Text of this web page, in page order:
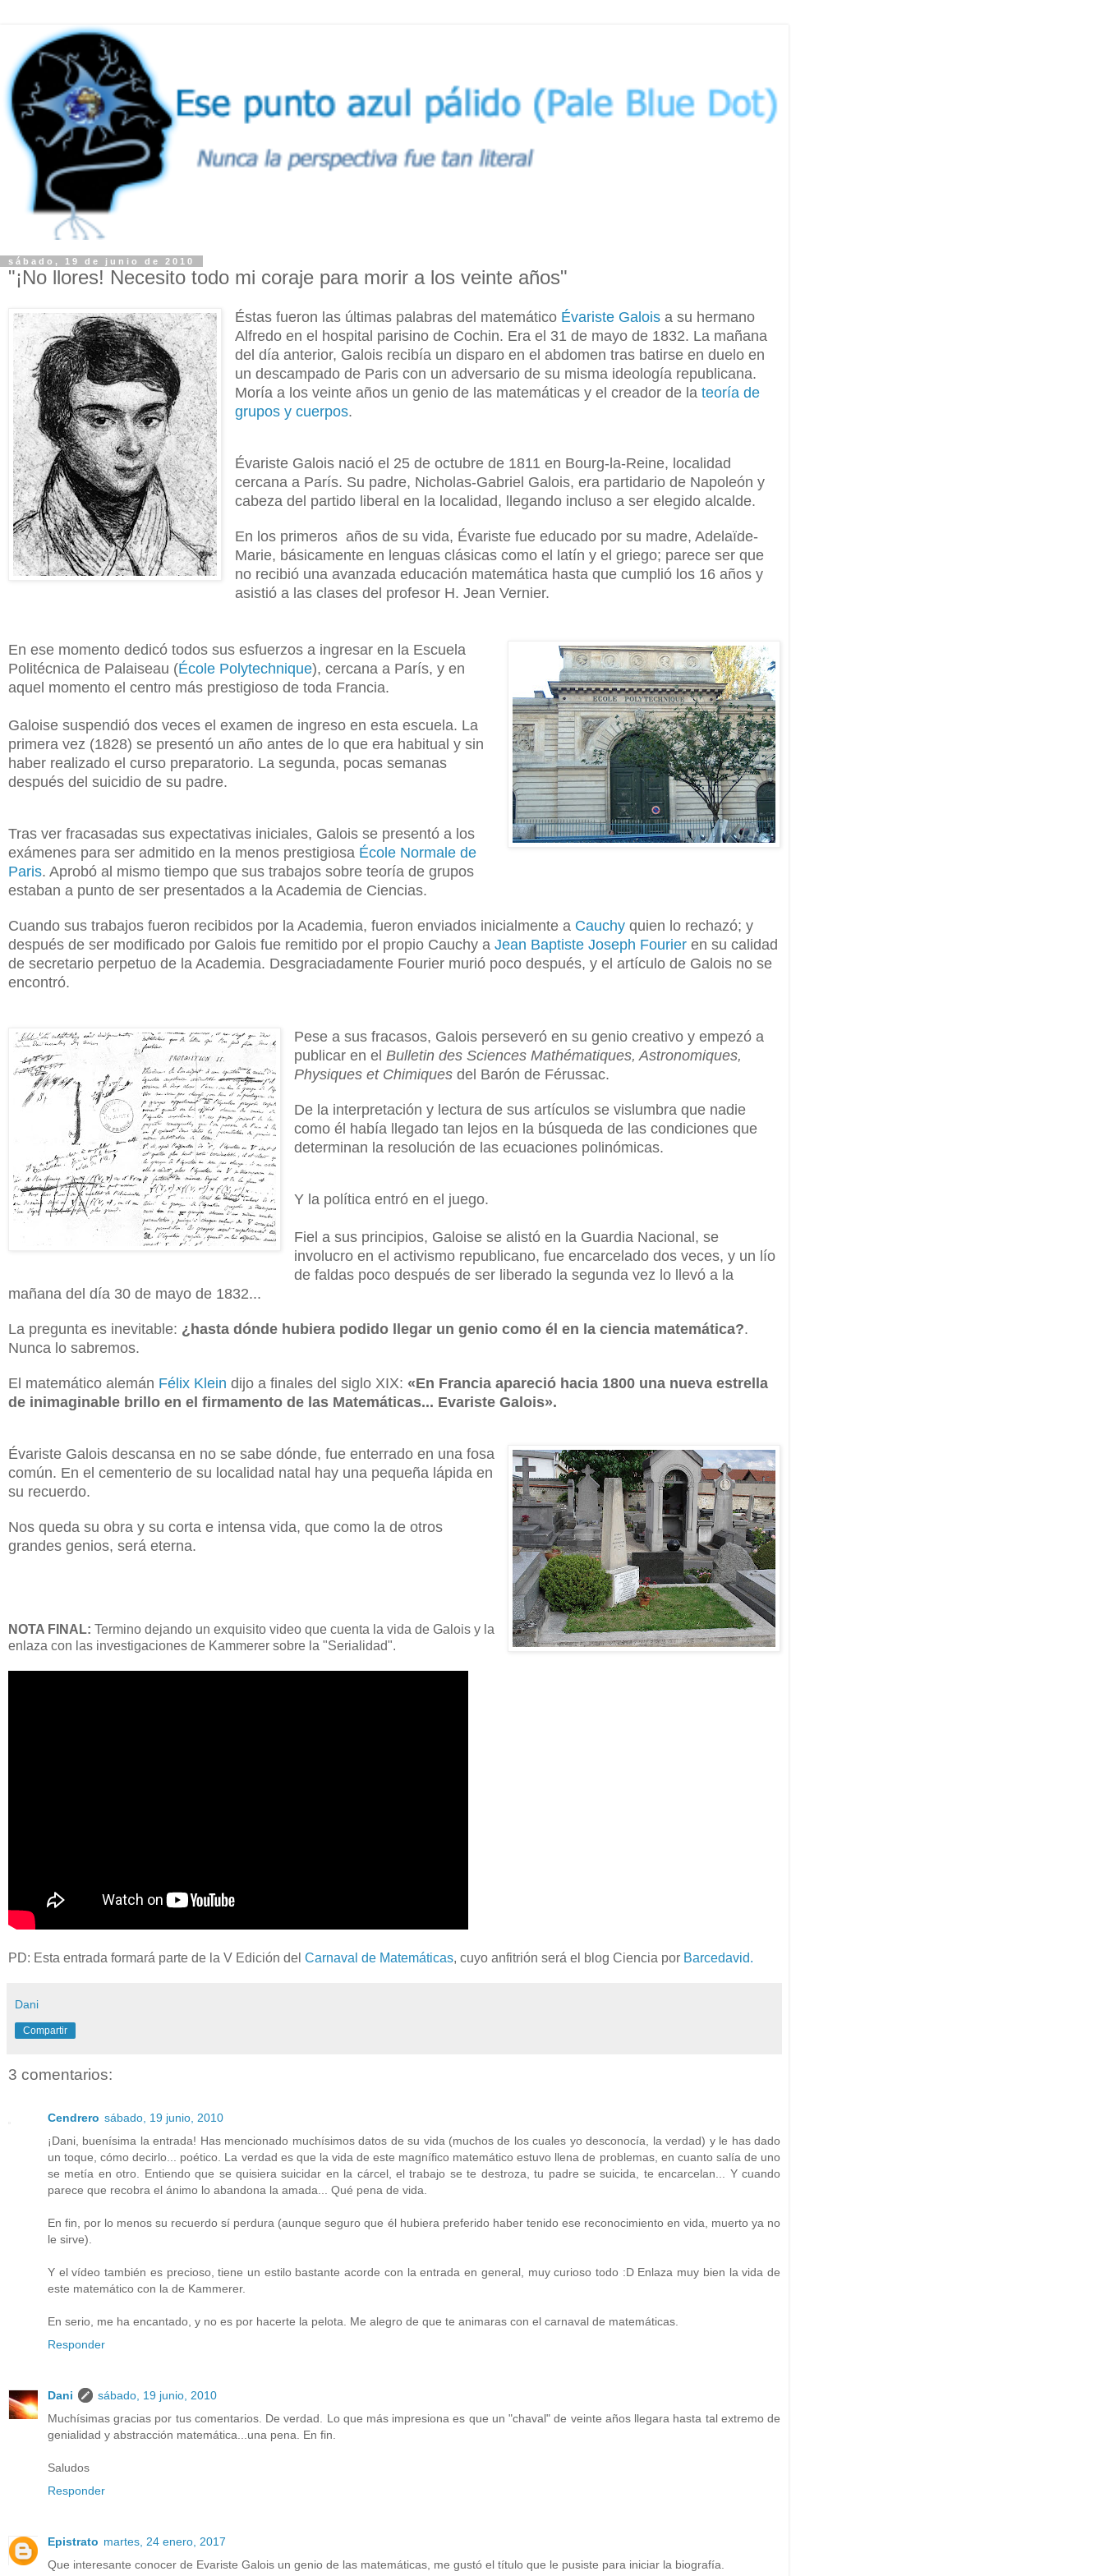
sábado, 19 de junio de 2010
"¡No llores! Necesito todo mi coraje para morir a los veinte años"
Éstas fueron las últimas palabras del matemático Évariste Galoisa su hermano
Alfredo en el hospital parisino de Cochin. Era el 31 de mayo de 1832. La mañana
del día anterior, Galois recibía un disparo en el abdomen tras batirse en duelo en
un descampado de Paris con un adversario de su misma ideología republicana.
Moría a los veinte años un genio de las matemáticas y el creador de la teoría de
grupos y cuerpos.
Évariste Galois nació el 25 de octubre de 1811 en Bourg-la-Reine, localidad
cercana a París. Su padre, Nicholas-Gabriel Galois, era partidario de Napoleón y
cabeza del partido liberal en la localidad, llegando incluso a ser elegido alcalde.
En los primeros años de su vida, Évariste fue educado por su madre, Adelaïde-
Marie, básicamente en lenguas clásicas como el latín y el griego; parece ser que
no recibió una avanzada educación matemática hasta que cumplió los 16 años y
asistió a las clases del profesor H. Jean Vernier.
En ese momento dedicó todos sus esfuerzos a ingresar en la Escuela
Politécnica de Palaiseau (École Polytechnique), cercana a París, y en
aquel momento el centro más prestigioso de toda Francia.
Galoise suspendió dos veces el examen de ingreso en esta escuela. La
primera vez (1828) se presentó un año antes de lo que era habitual y sin
haber realizado el curso preparatorio. La segunda, pocas semanas
después del suicidio de su padre.
Tras ver fracasadas sus expectativas iniciales, Galois se presentó a los
exámenes para ser admitido en la menos prestigiosa École Normale de
Paris. Aprobó al mismo tiempo que sus trabajos sobre teoría de grupos
estaban a punto de ser presentados a la Academia de Ciencias.
Cuando sus trabajos fueron recibidos por la Academia, fueron enviados inicialmente a Cauchy quien lo rechazó; y
después de ser modificado por Galois fue remitido por el propio Cauchy a Jean Baptiste Joseph Fourier en su calidad
de secretario perpetuo de la Academia. Desgraciadamente Fourier murió poco después, y el artículo de Galois no se
encontró.
Pese a sus fracasos, Galois perseveró en su genio creativo y empezó a
publicar en el Bulletin des Sciences Mathématiques, Astronomiques,
Physiques et Chimiquesdel Barón de Férussac.
De la interpretación y lectura de sus artículos se vislumbra que nadie
como él había llegado tan lejos en la búsqueda de las condiciones que
determinan la resolución de las ecuaciones polinómicas.
Y la política entró en el juego.
Fiel a sus principios, Galoise se alistó en la Guardia Nacional, se
involucro en el activismo republicano, fue encarcelado dos veces, y un lío
de faldas poco después de ser liberado la segunda vez lo llevó a la
mañana del día 30 de mayo de 1832...
La pregunta es inevitable: ¿hasta dónde hubiera podido llegar un genio como él en la ciencia matemática?.
Nunca lo sabremos.
El matemático alemán Félix Klein dijo a finales del siglo XIX: «En Francia apareció hacia 1800 una nueva estrella
de inimaginable brillo en el firmamento de las Matemáticas... Evariste Galois».
Évariste Galois descansa en no se sabe dónde, fue enterrado en una fosa
común. En el cementerio de su localidad natal hay una pequeña lápida en
su recuerdo.
Nos queda su obra y su corta e intensa vida, que como la de otros
grandes genios, será eterna.
NOTA FINAL: Termino dejando un exquisito video que cuenta la vida de Galois y la
enlaza con las investigaciones de Kammerer sobre la "Serialidad".
PD: Esta entrada formará parte de la V Edición del Carnaval de Matemáticas, cuyo anfitrión será el blog Ciencia por Barcedavid.
Dani
Compartir
3 comentarios:
Cendrero sábado, 19 junio, 2010
¡Dani, buenísima la entrada! Has mencionado muchísimos datos de su vida (muchos de los cuales yo desconocía, la verdad) y le has dado
un toque, cómo decirlo... poético. La verdad es que la vida de este magnífico matemático estuvo llena de problemas, en cuanto salía de uno
se metía en otro. Entiendo que se quisiera suicidar en la cárcel, el trabajo se te destroza, tu padre se suicida, te encarcelan... Y cuando
parece que recobra el ánimo lo abandona la amada... Qué pena de vida.
En fin, por lo menos su recuerdo sí perdura (aunque seguro que él hubiera preferido haber tenido ese reconocimiento en vida, muerto ya no
le sirve).
Y el vídeo también es precioso, tiene un estilo bastante acorde con la entrada en general, muy curioso todo :D Enlaza muy bien la vida de
este matemático con la de Kammerer.
En serio, me ha encantado, y no es por hacerte la pelota. Me alegro de que te animaras con el carnaval de matemáticas.
Responder
Dani
sábado, 19 junio, 2010
Muchísimas gracias por tus comentarios. De verdad. Lo que más impresiona es que un "chaval" de veinte años llegara hasta tal extremo de
genialidad y abstracción matemática...una pena. En fin.
Saludos
Responder
Epistrato martes, 24 enero, 2017
Que interesante conocer de Evariste Galois un genio de las matemáticas, me gustó el título que le pusiste para iniciar la biografía.